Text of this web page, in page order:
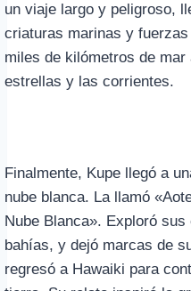
un viaje largo y peligroso,
criaturas marinas y
miles de kilómetros de
estrellas y las corrientes.
Finalmente, Kupe llegó a
nube blanca. La llamó
Nube Blanca». Exploró
bahías, y dejó marcas de
regresó a Hawaiki para